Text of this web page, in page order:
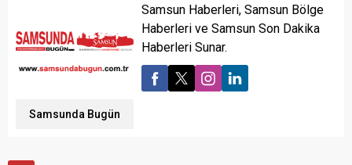
Samsunda Bugün
Samsun Haberleri, Samsun Bölge
Haberleri ve Samsun Son Dakika
Haberleri Sunar.